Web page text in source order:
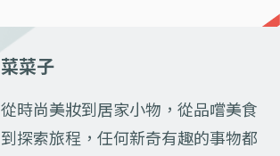
菜菜子
從時尚美妝到居家小物，從品嚐美食
到探索旅程，任何新奇有趣的事物都